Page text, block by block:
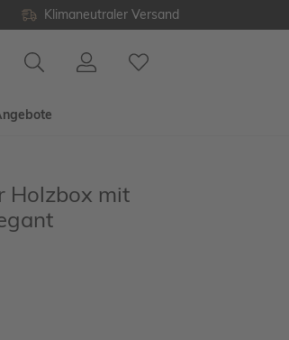
Klimaneutraler Versand
Holzbox mit